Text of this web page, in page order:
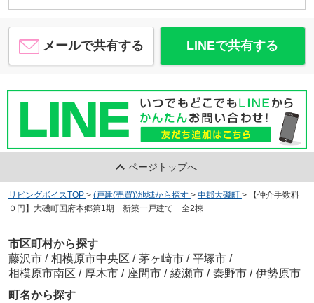
メールで共有する LINEで共有する
ページトップへ
リビングボイスTOP > (戸建(売買))地域から探す > 中郡大磯町 >
【仲介手数料
０円】大磯町国府本郷第1期 新築一戸建て 全2棟
市区町村から探す
藤沢市 / 相模原市中央区 / 茅ヶ崎市 / 平塚市 /
相模原市南区 / 厚木市 / 座間市 / 綾瀬市 / 秦野市 / 伊勢原市
町名から探す